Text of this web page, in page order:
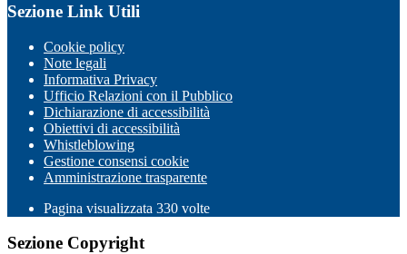
Sezione Link Utili
Cookie policy
Note legali
Informativa Privacy
Ufficio Relazioni con il Pubblico
Dichiarazione di accessibilità
Obiettivi di accessibilità
Whistleblowing
Gestione consensi cookie
Amministrazione trasparente
Pagina visualizzata 330 volte
Sezione Copyright